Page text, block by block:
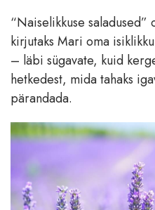
“Naiselikkuse
kirjutaks Mari oma
– läbi sügavate, kuid
hetkedest, mida tahaks
pärandada.